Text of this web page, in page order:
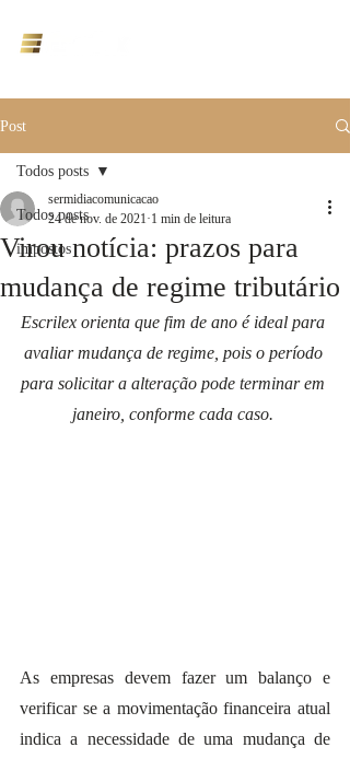
Post
Todos posts
impostos
Todos posts
Virou notícia: prazos para
mudança de regime tributário
sermidiacomunicacao
24 de nov. de 2021 1 min de leitura
Escrilex orienta que fim de ano é ideal para
avaliar mudança de regime, pois o período
para solicitar a alteração pode terminar em
janeiro, conforme cada caso.
As empresas devem fazer um balanço e
verificar se a movimentação financeira atual
indica a necessidade de uma mudança de